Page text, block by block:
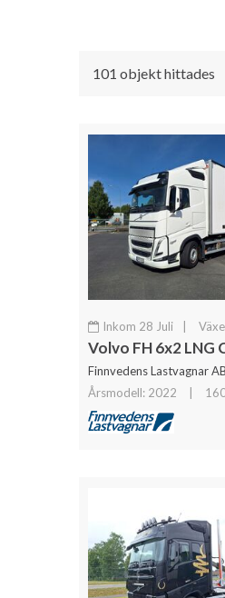
101 objekt hittades
Inkom 28 Juli
Finnvedens Lastvagnar AB
Årsmodell: 2022